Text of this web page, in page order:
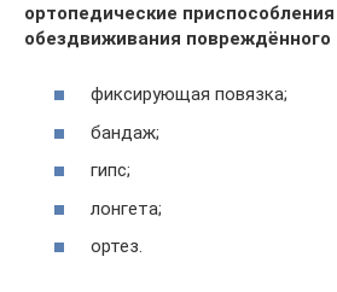
ортопедические
обездвиживания повреждённого
фиксирующая повязка;
бандаж;
гипс;
лонгета;
ортез.